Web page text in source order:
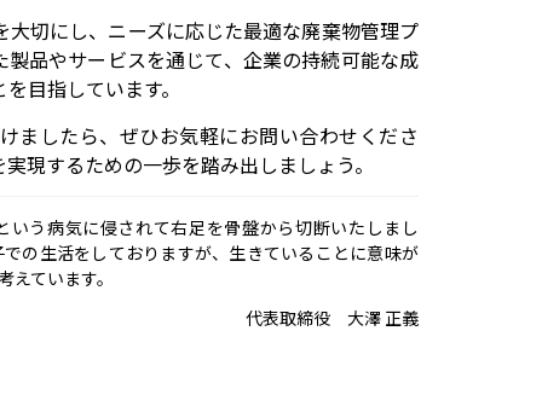
切にし、ニーズに応じた最適な廃棄物管理プ
品やサービスを通じて、企業の持続可能な成
目指しています。
ましたら、ぜひお気軽にお問い合わせくださ
現するための一歩を踏み出しましょう。
いう病気に侵されて右足を骨盤から切断いたしまし
の生活をしておりますが、生きていることに意味が
ています。
代表取締役 大澤 正義